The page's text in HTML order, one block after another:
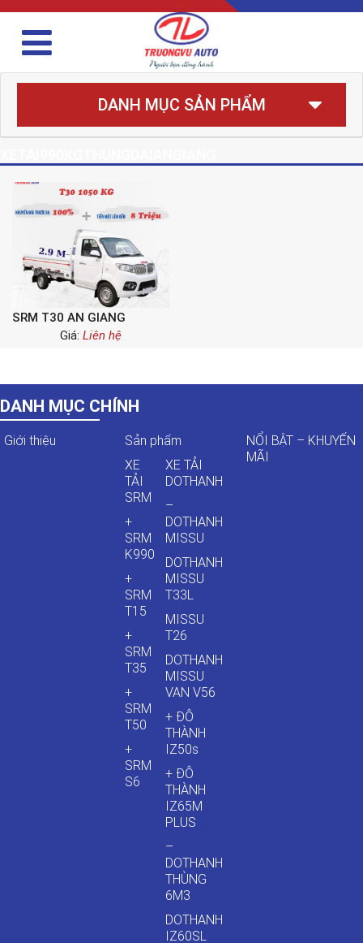
DANH MỤC SẢN PHẨM
SRM T30 AN GIANG
Giá: Liên hệ
DANH MỤC CHÍNH
Giới thiệu
Sản phẩm
XE
TẢI
SRM
+
SRM
K990
+
SRM
T15
+
SRM
T35
+
SRM
T50
+
SRM
S6
XE TẢI
DOTHANH
–
DOTHANH
MISSU
DOTHANH
MISSU
T33L
MISSU
T26
DOTHANH
MISSU
VAN V56
+ ĐÔ
THÀNH
IZ50s
+ ĐÔ
THÀNH
IZ65M
PLUS
–
DOTHANH
THÙNG
6M3
DOTHANH
IZ60SL
NỔI BẬT – KHUYẾN
MÃI